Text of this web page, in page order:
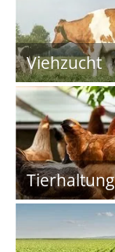
Viehzucht
Tierhaltung